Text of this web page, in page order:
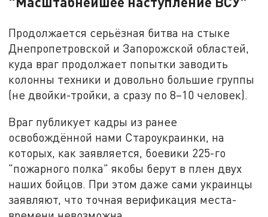
Продолжается серьёзная битва на стыке
Днепропетровской и Запорожской областей,
куда враг продолжает попытки заводить
колонны техники и довольно большие группы
(не двойки-тройки, а сразу по 8–10 человек).
Враг публикует кадры из ранее
освобождённой нами Староукраинки, на
которых, как заявляется, боевики 225-го
"пожарного полка" якобы берут в плен двух
наших бойцов. При этом даже сами украинцы
заявляют, что точная верификация места-